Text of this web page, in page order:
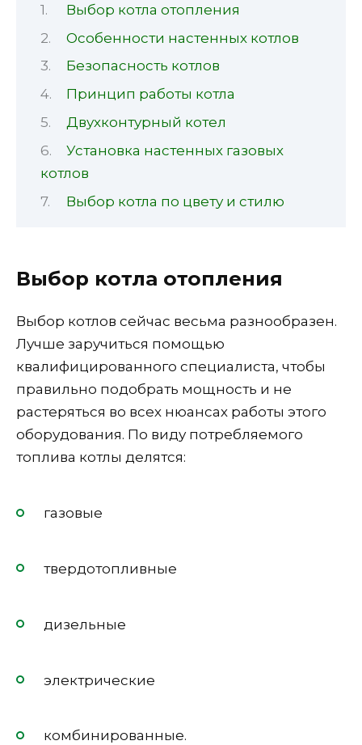
Выбор котла отопления
Особенности настенных котлов
Безопасность котлов
Принцип работы котла
Двухконтурный котел
Установка настенных газовых
котлов
Выбор котла по цвету и стилю
Выбор котла отопления
Выбор котлов сейчас весьма разнообразен.
Лучше заручиться помощью
квалифицированного специалиста, чтобы
правильно подобрать мощность и не
растеряться во всех нюансах работы этого
оборудования. По виду потребляемого
топлива котлы делятся:
газовые
твердотопливные
дизельные
электрические
комбинированные.